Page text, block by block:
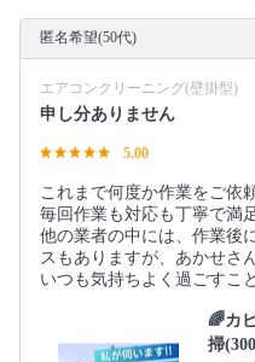
匿名希望(50代)
エアコンクリーニング(壁掛型)
申し分ありません
5.00
これまで何度か作業をご依
毎回作業も対応も丁寧で満
他の業者の中には、作業後
スもありますが、あかせさ
いつも気持ちよく過ごすこ
🌈カ
掃